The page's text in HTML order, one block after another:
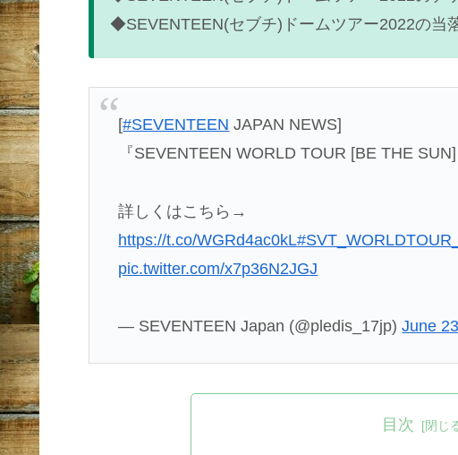
◆SEVENTEEN(セブチ)ドームツアー2022の当
[#SEVENTEEN JAPAN NEWS]
『SEVENTEEN WORLD TOUR [BE THE
詳しくはこちら→
https://t.co/WGRd4ac0kL
pic.twitter.com/x7p36N2JGJ
— SEVENTEEN Japan (@pledis_17jp)June
目次